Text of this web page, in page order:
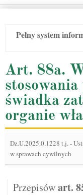
Pełny system
Art. 88a.
świadka
organie
Dz.U.2025.0.1228 t.j.-
w sprawach cywilnych
Przepisówart.